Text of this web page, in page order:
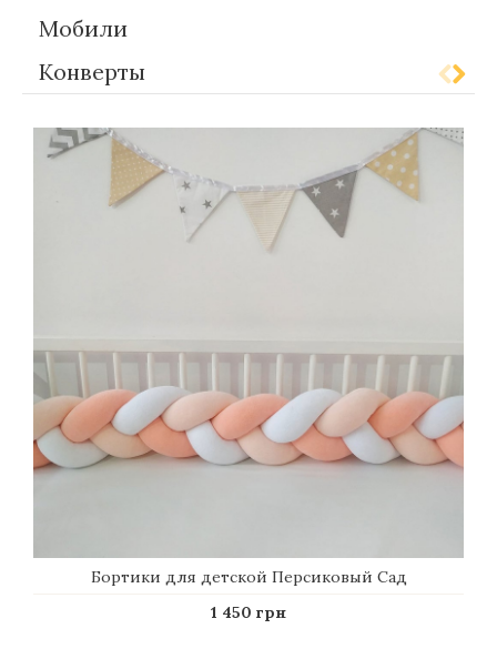
Мобили
Конверты
Бортики для детской Персиковый Сад
1 450 грн